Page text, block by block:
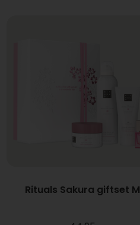
Rituals Sakura giftset M